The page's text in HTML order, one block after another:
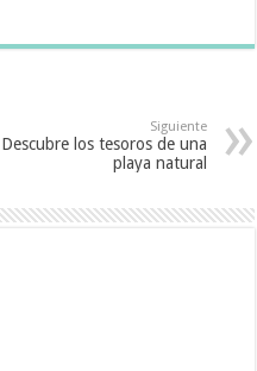
Siguiente
Descubre los tesoros de una
playa natural